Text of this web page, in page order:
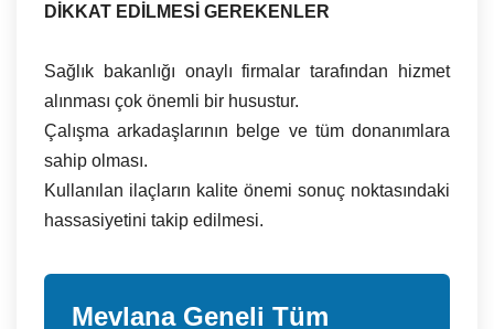
DİKKAT EDİLMESİ GEREKENLER
Sağlık bakanlığı onaylı firmalar tarafından hizmet
alınması çok önemli bir husustur.
Çalışma arkadaşlarının belge ve tüm donanımlara
sahip olması.
Kullanılan ilaçların kalite önemi sonuç noktasındaki
hassasiyetini takip edilmesi.
Mevlana Geneli Tüm